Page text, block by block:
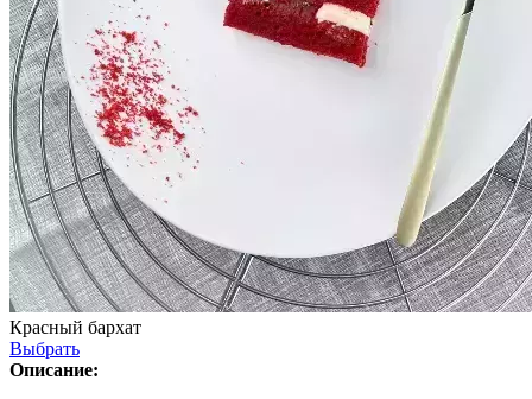
Красный бархат
Выбрать
Описание: